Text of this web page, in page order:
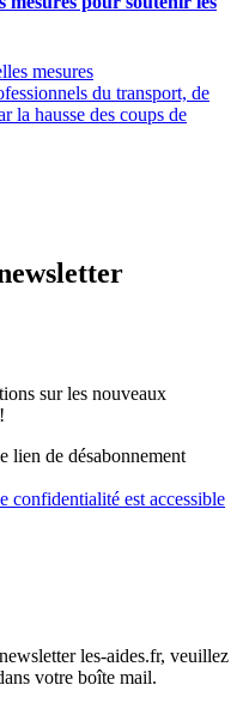
mesures
du transport, de
la hausse des coups de
sur les nouveaux
lien de désabonnement
confidentialité est accessible
les-aides.fr, veuillez
votre boîte mail.